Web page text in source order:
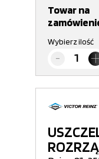
Towar na
Wybierz ilość